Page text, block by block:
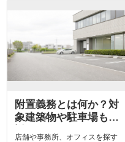
附置義務とは何か？対
象建築物や駐車場も解
店舗や事務所、オフィスを探す